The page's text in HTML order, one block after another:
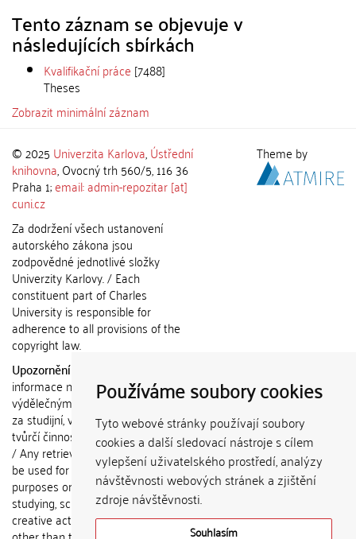
Používáme soubory cookies
Tyto webové stránky používají soubory
cookies a další sledovací nástroje s cílem
vylepšení uživatelského prostředí, analýzy
návštěvnosti webových stránek a zjištění
zdroje návštěvnosti.
Souhlasím
Tento záznam se objevuje v
následujících sbírkách
Kvalifikační práce [7488]
Theses
Zobrazit minimální záznam
© 2025 Univerzita Karlova,Ústřední
knihovna, Ovocný trh 560/5, 116 36
Praha 1;email: admin-repozitar [at]
cuni.cz
Za dodržení všech ustanovení
autorského zákona jsou
zodpovědné jednotlivé složky
Univerzity Karlovy. / Each
constituent part of Charles
University is responsible for
adherence to all provisions of the
copyright law.
Upozornění / Notice:
informace nemohou být použity k
výdělečným účelům nebo vydávány
za studijní, vědeckou nebo jinou
tvůrčí činnost jiné osoby než autora.
/ Any retrieved information shall not
be used for any commercial
purposes or claimed as results of
studying, scientific or any other
creative activities of any person
Theme by